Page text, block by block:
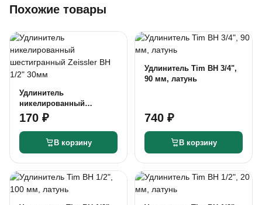
Похожие товары
Удлинитель
никелированный
шестигранный Zeissler
ВН 1/2" 30мм
170 ₽
В корзину
Удлинитель Tim ВН 3/4",
90 мм, латунь
740 ₽
В корзину